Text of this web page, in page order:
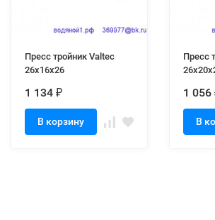
Пресс тройник Valtec
26х16х26
1 134 ₽
В корзину
Пресс
1 056
В